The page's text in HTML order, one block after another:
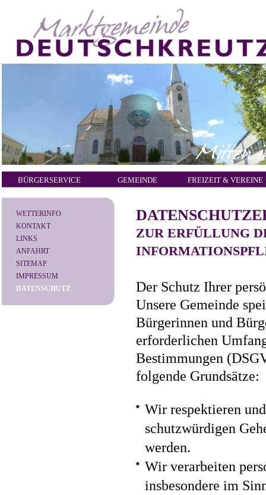
BÜRGERSERVICE GEMEINDE FREIZEIT & VEREINE
WETTERINFO
KONTAKT
LINKS
ANFAHRT
SITEMAP
IMPRESSUM
DATENSCHUTZ
ZUR ERFÜLLUNG
Der Schutz Ihrer
Unsere Gemeinde
Bürgerinnen und
erforderlichen
Bestimmungen
folgende Grundsätze:
Wir respektieren
schutzwürdigen
werden.
Wir verarbeiten
insbesondere im